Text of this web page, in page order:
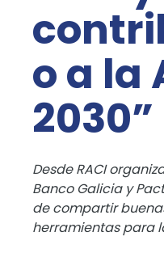
o a la
2030”
Desde RACI
Banco Galicia y
de compartir
herramientas para